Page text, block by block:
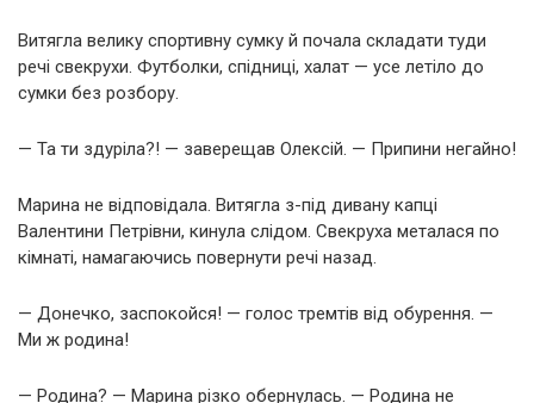
Витягла велику спортивну сумку й почала складати туди
речі свекрухи. Футболки, спідниці, халат — усе летіло до
сумки без розбору.
— Та ти здуріла?! — заверещав Олексій. — Припини негайно!
Марина не відповідала. Витягла з-під дивану капці
Валентини Петрівни, кинула слідом. Свекруха металася по
кімнаті, намагаючись повернути речі назад.
— Донечко, заспокойся! — голос тремтів від обурення. —
Ми ж родина!
— Родина? — Марина різко обернулась. — Родина не